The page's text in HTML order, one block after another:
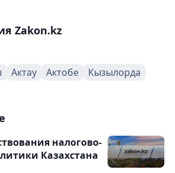
Zakon.kz
Актау Актобе
Кызылорда
налогово-
Казахстана